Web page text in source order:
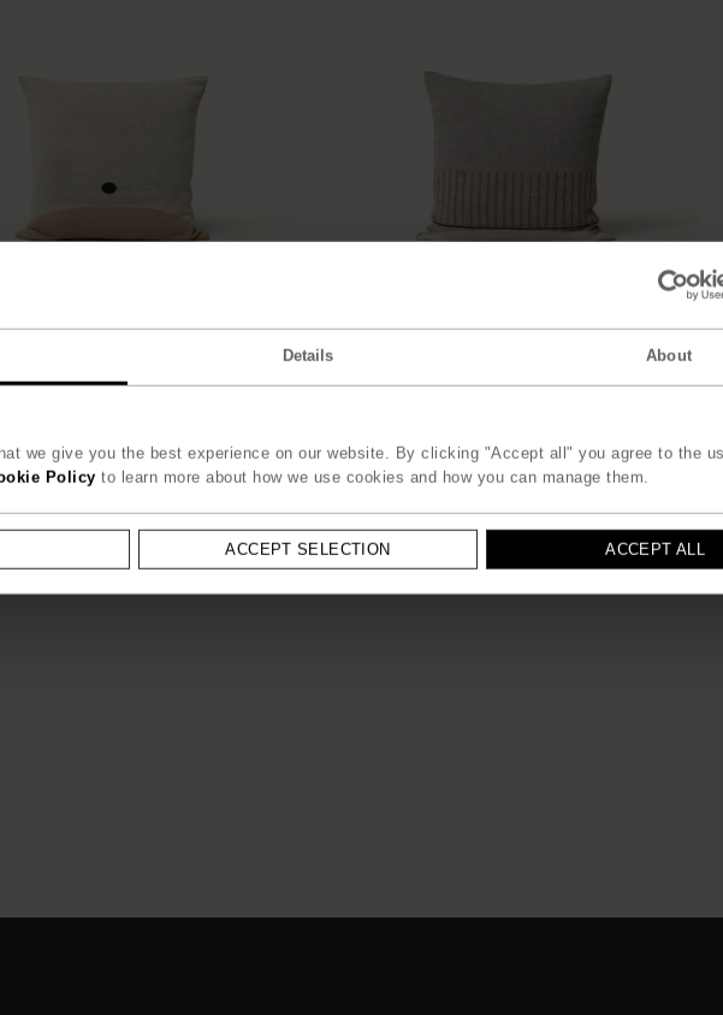
Details About
we give you the best experience on our website. By clicking "Accept all" you agree to the
Policy to learn more about how we use cookies and how you can manage them.
ACCEPT SELECTION ACCEPT ALL
995kr.